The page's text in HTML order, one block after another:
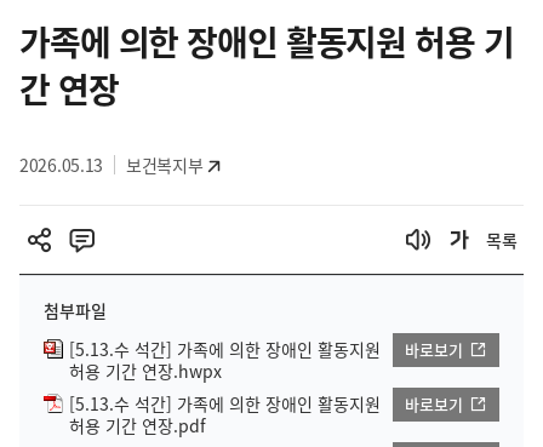
텐
츠
영
가족에 의한 장애인 활동지원 허용 기
간 연장
2026.05.13 보건복지부
목록
첨부파일
[5.13.수 석간] 가족에 의한 장애인 활동지원
허용 기간 연장.hwpx
바로보기
[5.13.수 석간] 가족에 의한 장애인 활동지원
허용 기간 연장.pdf
바로보기